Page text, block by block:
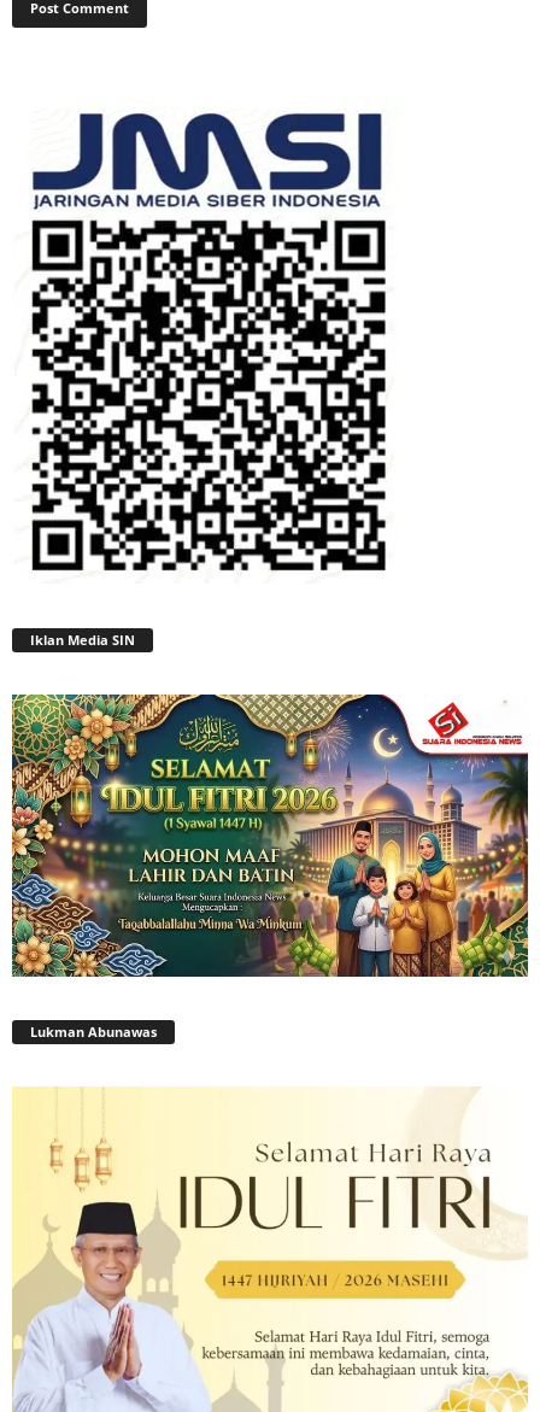
Iklan Media SIN
Lukman Abunawas